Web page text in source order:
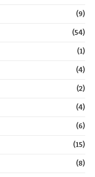
(9)
(54)
(1)
(4)
(2)
(4)
(6)
(15)
(8)